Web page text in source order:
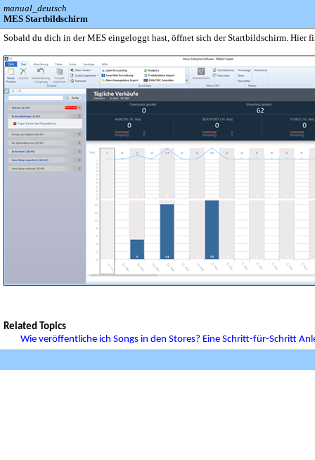
manual_deutsch
MES Startbildschirm
Sobald du dich in der MES eingeloggt hast, öffnet sich der Startbildschirm.
Related Topics
Wie veröffentliche ich Songs in den Stores? Eine Schritt-für-Schritt